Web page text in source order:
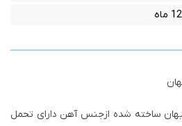
12 ماه
مدل کیهان ساخته شده ازجنس آهن دارای تحمل